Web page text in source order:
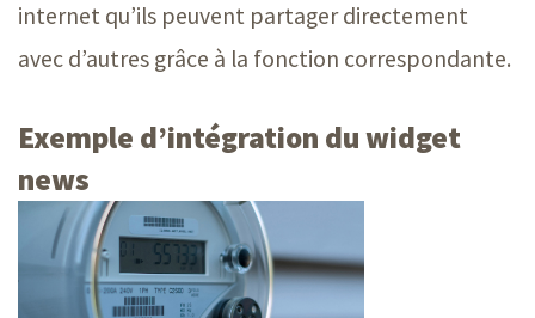
internet qu’ils peuvent partager directement
avec d’autres grâce à la fonction correspondante.
Exemple d’intégration du widget
news